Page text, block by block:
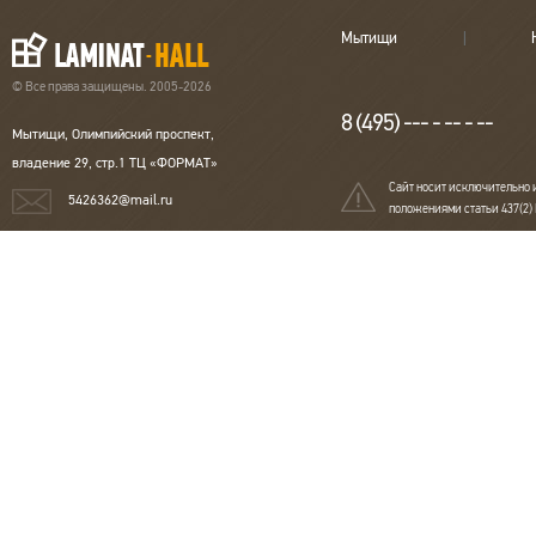
© Все права защищены. 2005-2026
Мытищи, Олимпийский проспект,
владение 29, стр.1 ТЦ «ФОРМАТ»
5426362@mail.ru
Мытищи
8 (495) --- - -- - --
Сайт носит исключительно
положениями статьи